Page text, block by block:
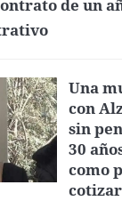
de un
Una
con
sin
30
como
cotizar